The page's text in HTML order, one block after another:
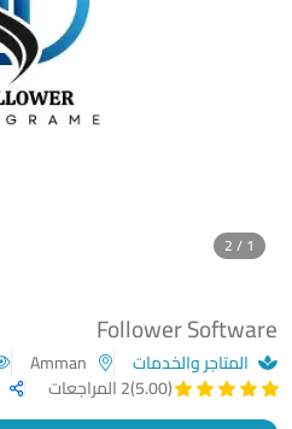
Follower Software
المتاجر والخدمات
(5.00)
2 المراجعات
1 / 2